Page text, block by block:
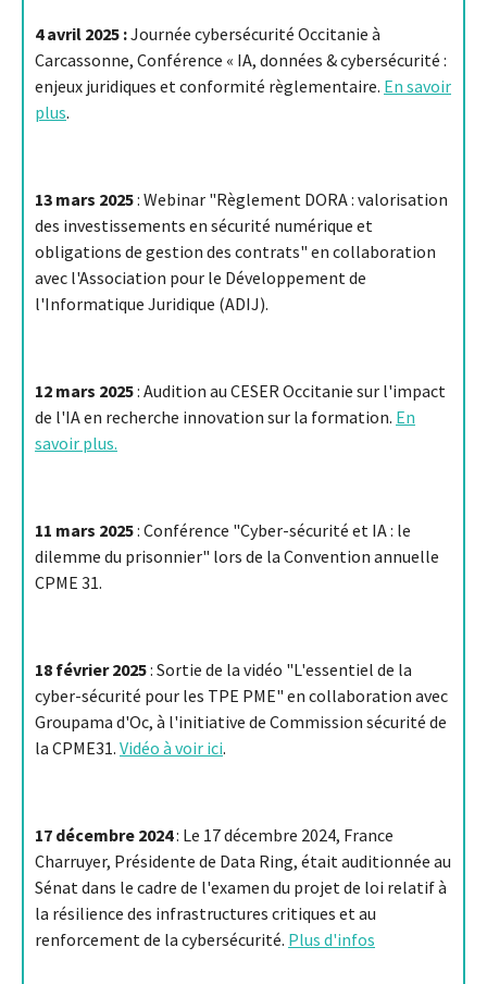
4 avril 2025 :Journée cybersécurité Occitanie à
Carcassonne, Conférence « IA, données & cybersécurité :
enjeux juridiques et conformité règlementaire. En savoir
plus.
13 mars 2025: Webinar "Règlement DORA : valorisation
des investissements en sécurité numérique et
obligations de gestion des contrats" en collaboration
avec l'Association pour le Développement de
l'Informatique Juridique (ADIJ).
12 mars 2025: Audition au CESER Occitanie sur l'impact
de l'IA en recherche innovation sur la formation. En
savoir plus.
11 mars 2025: Conférence "Cyber-sécurité et IA : le
dilemme du prisonnier" lors de la Convention annuelle
CPME 31.
18 février 2025: Sortie de la vidéo "L'essentiel de la
cyber-sécurité pour les TPE PME" en collaboration avec
Groupama d'Oc, à l'initiative de Commission sécurité de
la CPME31. Vidéo à voir ici.
17 décembre 2024: Le 17 décembre 2024, France
Charruyer, Présidente de Data Ring, était auditionnée au
Sénat dans le cadre de l'examen du projet de loi relatif à
la résilience des infrastructures critiques et au
renforcement de la cybersécurité. Plus d'infos